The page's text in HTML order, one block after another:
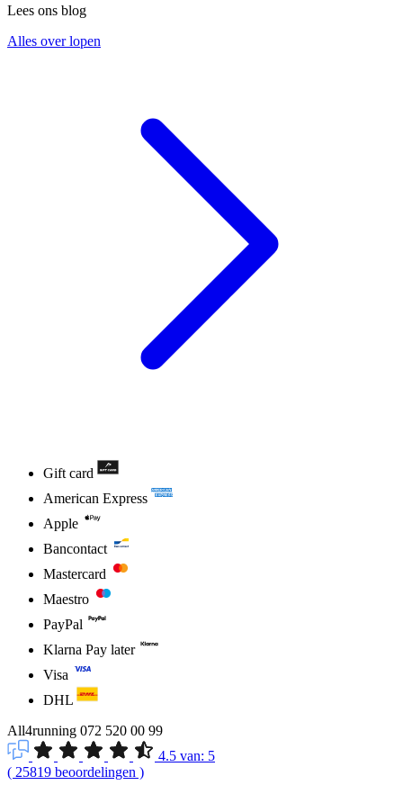
Lees ons blog
Alles over lopen
Gift card
American Express
Apple
Bancontact
Mastercard
Maestro
PayPal
Klarna Pay later
Visa
DHL
All4running 072 520 00 99
4.5 van: 5
( 25819 beoordelingen )